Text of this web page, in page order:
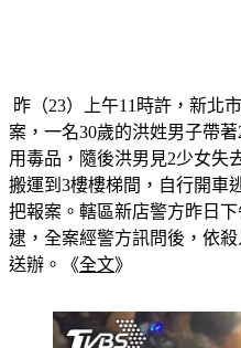
案，一名30歲的洪姓男子帶
用毒品，隨後洪男見2少女失
搬運到3樓樓梯間，自行開車
把報案。轄區新店警方昨日
逮，全案經警方訊問後，依
送辦。《全文》